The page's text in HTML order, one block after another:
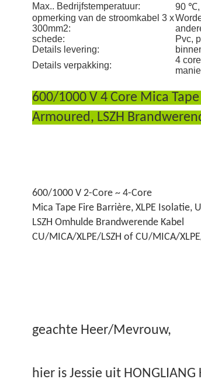
Max.. Bedrijfstemperatuur:
90 ℃,
opmerking van de stroomkabel 3 x
300mm2:
schede:
Pvc,
Details levering:
Details verpakking:
4
600/1000 V 4 Core Mica
Armoured, LSZH
600/1000 V 2-Core ~ 4-Core
Mica Tape Fire Barrière, XLPE Isolatie,
LSZH Omhulde Brandwerende Kabel
CU/MICA/XLPE/LSZH of CU/MICA/
geachte Heer/Mevrouw,
hier is Jessie uit